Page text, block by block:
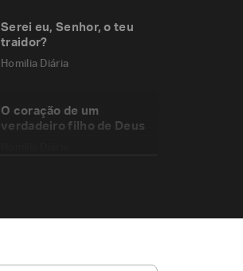
Serei eu, Senhor, o teu
traidor?
Homilia Diária
O coração de um
verdadeiro filho de Deus
Homilia Diária